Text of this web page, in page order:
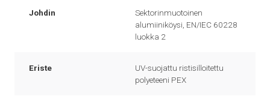
Johdin
Sektorinmuotoinen
alumiiniköysi, EN/IEC 60228
luokka 2
Eriste
UV-suojattu ristisilloitettu
polyeteeni PEX